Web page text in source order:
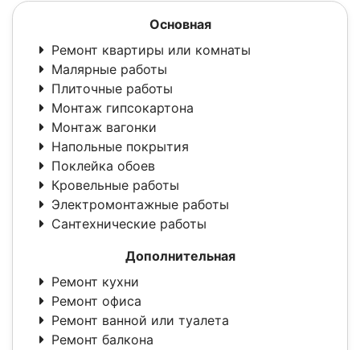
Основная
Ремонт квартиры или комнаты
Малярные работы
Плиточные работы
Монтаж гипсокартона
Монтаж вагонки
Напольные покрытия
Поклейка обоев
Кровельные работы
Электромонтажные работы
Сантехнические работы
Дополнительная
Ремонт кухни
Ремонт офиса
Ремонт ванной или туалета
Ремонт балкона